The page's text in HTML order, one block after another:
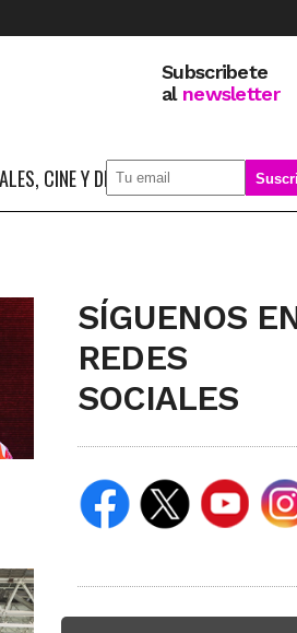
Subscribete
al newsletter
CINE Y DEPORTE SOBRE MÍ
SÍGUENOS
REDES
SOCIALES